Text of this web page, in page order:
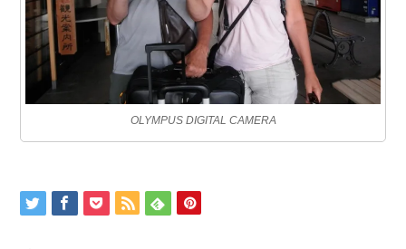
OLYMPUS DIGITAL CAMERA